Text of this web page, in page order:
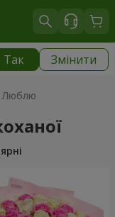
Так Змінити